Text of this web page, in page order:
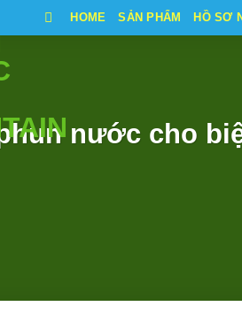
HOME SẢN PHẨM HỒ SƠ
nước cho